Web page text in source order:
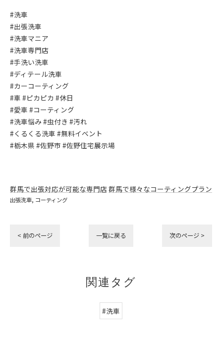
#洗車
#出張洗車
#洗車マニア
#洗車専門店
#手洗い洗車
#ディテール洗車
#カーコーティング
#車 #ピカピカ #休日
#愛車 #コーティング
#洗車悩み #虫付き #汚れ
#くるくる洗車 #無料イベント
#栃木県 #佐野市 #佐野住宅展示場
群馬で出張対応が可能な専門店群馬で様々なコーティングプラン
出張洗車 コーティング
< 前のページ 一覧に戻る 次のページ >
関連タグ
#洗車